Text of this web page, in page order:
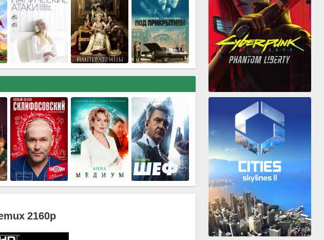
2160p